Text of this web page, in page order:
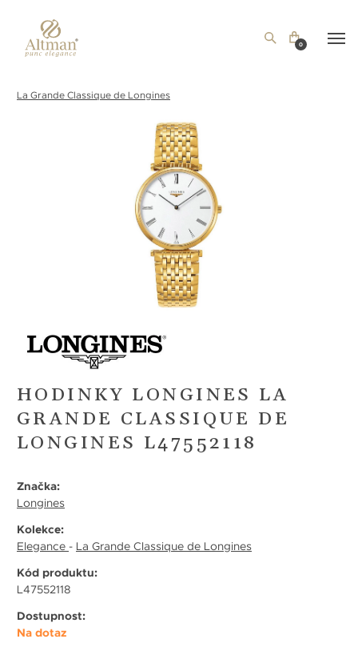
0
La Grande Classique de Longines
HODINKY LONGINES LA
GRANDE CLASSIQUE DE
LONGINES L47552118
Značka:
Longines
Kolekce:
Elegance - La Grande Classique de Longines
Kód produktu:
L47552118
Dostupnost:
Na dotaz